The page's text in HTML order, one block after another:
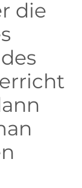
die